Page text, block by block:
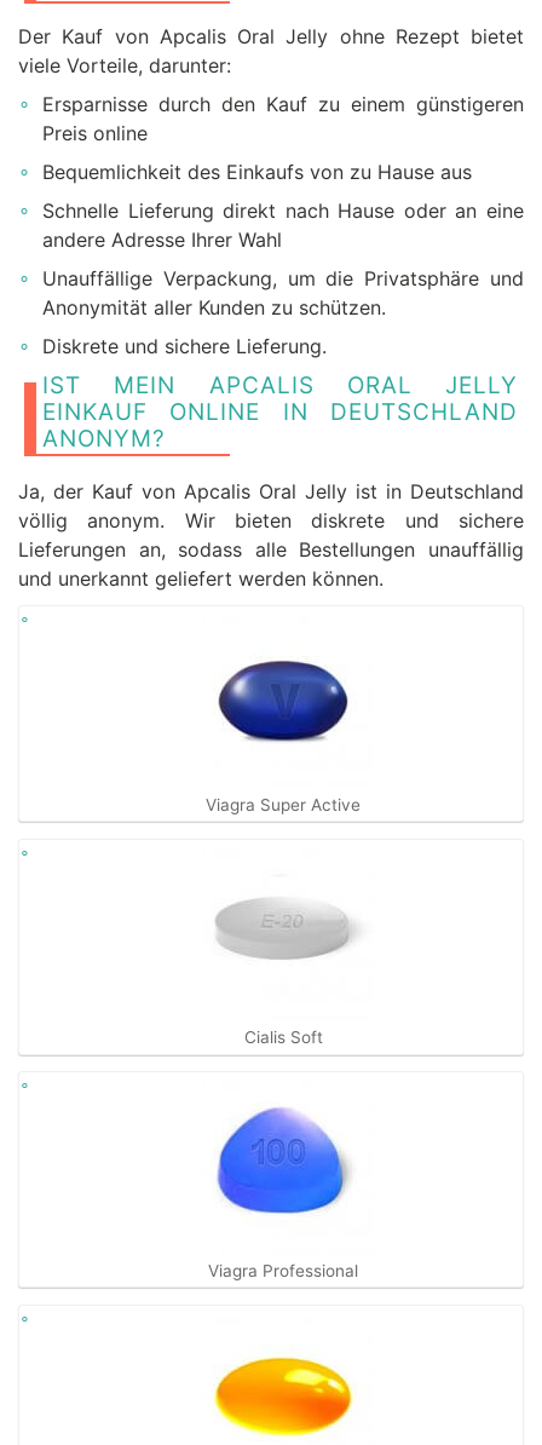
Der Kauf von Apcalis Oral Jelly ohne Rezept bietet
viele Vorteile, darunter:
Ersparnisse durch den Kauf zu einem günstigeren
Preis online
Bequemlichkeit des Einkaufs von zu Hause aus
Schnelle Lieferung direkt nach Hause oder an eine
andere Adresse Ihrer Wahl
Unauffällige Verpackung, um die Privatsphäre und
Anonymität aller Kunden zu schützen.
Diskrete und sichere Lieferung.
IST MEIN APCALIS ORAL JELLY
EINKAUF ONLINE IN DEUTSCHLAND
ANONYM?
Ja, der Kauf von Apcalis Oral Jelly ist in Deutschland
völlig anonym. Wir bieten diskrete und sichere
Lieferungen an, sodass alle Bestellungen unauffällig
und unerkannt geliefert werden können.
Viagra Super Active
Cialis Soft
Viagra Professional